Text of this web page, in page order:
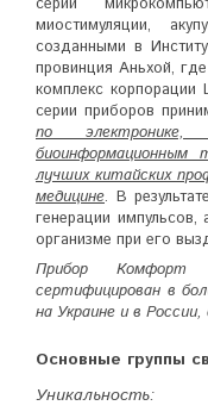
миостимуляции,
созданными в
провинция Аньхой,
комплекс
серии приборов
по электронике,
биоинформационным
лучших китайских
медицине. В
генерации
организме при его
Прибор Комфорт
сертифицирован в
на Украине и в
Основные группы
Уникальность: